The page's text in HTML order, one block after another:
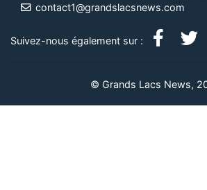
contact1@grandslacsnews.com
Suivez-nous également sur :
© Grands Lacs News,